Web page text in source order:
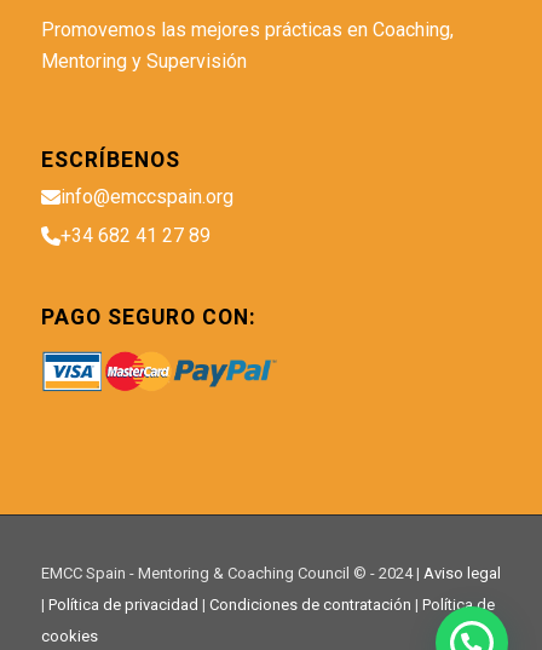
Promovemos las mejores prácticas en Coaching,
Mentoring y Supervisión
ESCRÍBENOS
info@emccspain.org
+34 682 41 27 89
PAGO SEGURO CON:
EMCC Spain - Mentoring & Coaching Council © - 2024 | Aviso legal
| Política de privacidad | Condiciones de contratación | Política de
cookies